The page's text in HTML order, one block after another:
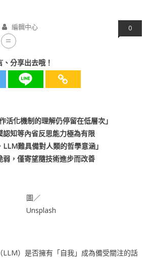
編輯中心 0
=
分享出去哦！
活化機制的理解仍停留在低層次」
認知等內省反思能力極為有限
LLM難具備對人類的哲學意涵」
弱，僅寄望隨技術進步而改善
圖／
Unsplash
LLM）是否擁有「自我」成為備受關注的話